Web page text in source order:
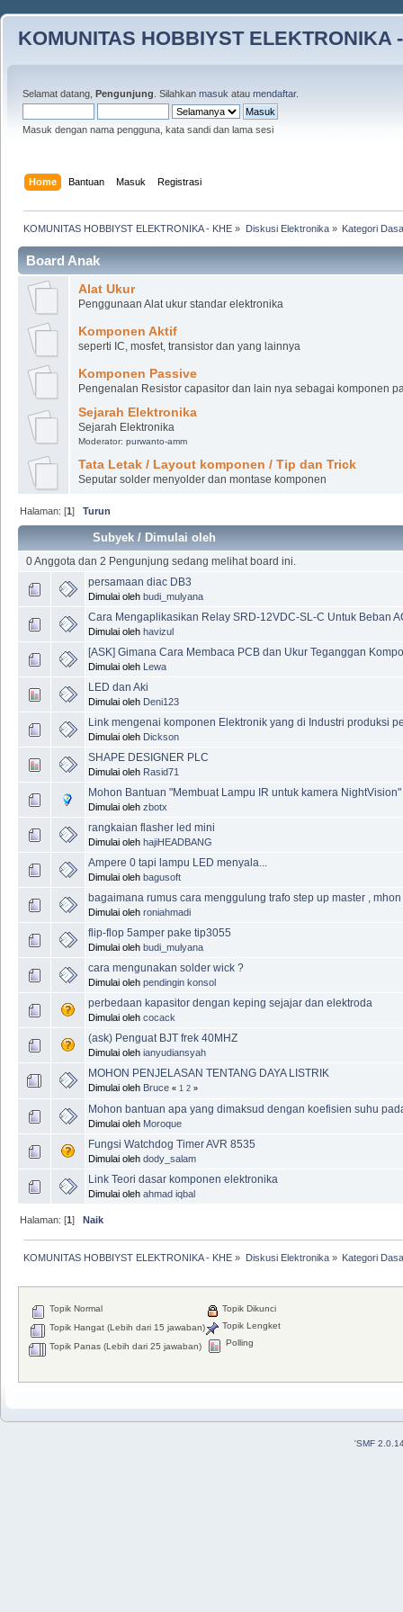
KOMUNITAS HOBBIYST ELEKTRONIKA
Selamat datang, Pengunjung . Silahkan masuk atau mendaftar.
Masuk dengan nama pengguna, kata sandi dan lama sesi
Home Bantuan Masuk Registrasi
KOMUNITAS HOBBIYST ELEKTRONIKA - KHE » Diskusi Elektronika» Kategori
Board Anak
Alat Ukur
Penggunaan Alat ukur standar elektronika
Komponen Aktif
seperti IC, mosfet, transistor dan yang lainnya
Komponen Passive
Pengenalan Resistor capasitor dan lain nya sebagai komponen
Sejarah Elektronika
Sejarah Elektronika
Moderator: purwanto-amm
Tata Letak / Layout komponen / Tip dan Trick
Seputar solder menyolder dan montase komponen
Halaman: [1]Turun
Subyek/ Dimulai oleh
0 Anggota dan 2 Pengunjung sedang melihat board ini.
persamaan diac DB3
Dimulai oleh budi_mulyana
Cara Mengaplikasikan Relay SRD-12VDC-SL-C Untuk Beban
Dimulai oleh havizul
[ASK] Gimana Cara Membaca PCB dan Ukur Teganggan
Dimulai oleh Lewa
LED dan Aki
Dimulai oleh Deni123
Link mengenai komponen Elektronik yang di Industri produksi
Dimulai oleh Dickson
SHAPE DESIGNER PLC
Dimulai oleh Rasid71
Mohon Bantuan "Membuat Lampu IR untuk kamera NightVision"
Dimulai oleh zbotx
rangkaian flasher led mini
Dimulai oleh hajiHEADBANG
Ampere 0 tapi lampu LED menyala...
Dimulai oleh bagusoft
bagaimana rumus cara menggulung trafo step up master ,
Dimulai oleh roniahmadi
flip-flop 5amper pake tip3055
Dimulai oleh budi_mulyana
cara mengunakan solder wick ?
Dimulai oleh pendingin konsol
perbedaan kapasitor dengan keping sejajar dan elektroda
Dimulai oleh cocack
(ask) Penguat BJT frek 40MHZ
Dimulai oleh ianyudiansyah
MOHON PENJELASAN TENTANG DAYA LISTRIK
Dimulai oleh Bruce « 1 2 »
Mohon bantuan apa yang dimaksud dengan koefisien suhu
Dimulai oleh Moroque
Fungsi Watchdog Timer AVR 8535
Dimulai oleh dody_salam
Link Teori dasar komponen elektronika
Dimulai oleh ahmad iqbal
Halaman: [1]Naik
KOMUNITAS HOBBIYST ELEKTRONIKA - KHE » Diskusi Elektronika» Kategori
Topik Normal
Topik Hangat (Lebih dari 15 jawaban)
Topik Panas (Lebih dari 25 jawaban)
Topik Dikunci
Topik Lengket
Polling
'SMF